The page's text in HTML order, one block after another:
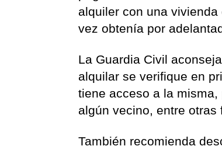
alquiler con una
vez obtenía por
La Guardia Civil
alquilar se verifique en
tiene acceso a la
algún vecino, entre otras
También recomienda